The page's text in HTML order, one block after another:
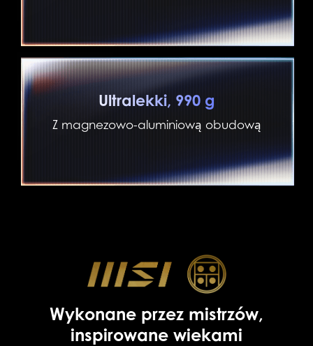
Ultralekki, 990 g
Z magnezowo-aluminiową obudową
Wykonane przez mistrzów,
inspirowane wiekami